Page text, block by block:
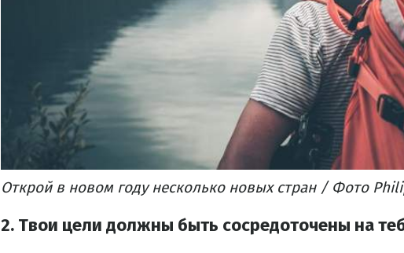
Открой в новом году несколько новых стран / Фото
2. Твои цели должны быть сосредоточены на